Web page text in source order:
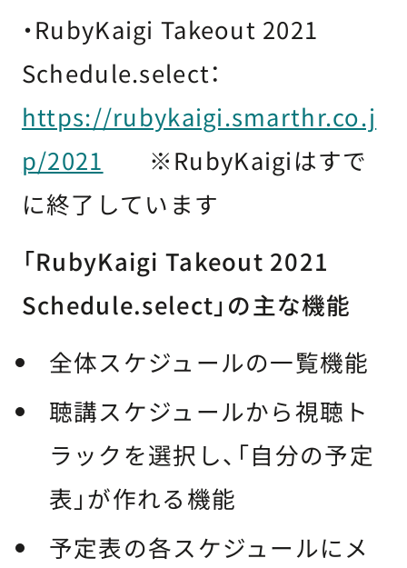
・RubyKaigi Takeout 2021
Schedule.select：
https://rubykaigi.smarthr.co.j
p/2021
※RubyKaigiはすで
に終了しています
「RubyKaigi Takeout 2021
Schedule.select」の主な機能
全体スケジュールの一覧機能
聴講スケジュールから視聴ト
ラックを選択し、「自分の予定
表」が作れる機能
予定表の各スケジュールにメ